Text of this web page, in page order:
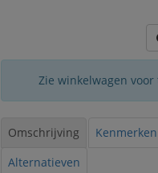
Zie winkelwagen
Omschrijving Kenmerken
Alternatieven